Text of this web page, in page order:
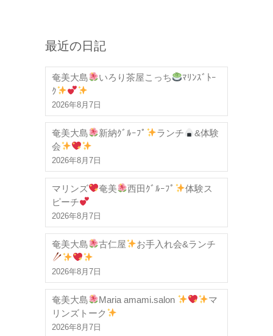
最近の日記
奄美大島 いろり茶屋こっち
ﾏﾘﾝｽﾞﾄｰ
ｸ
2026年8月7日
奄美大島 新納ｸﾞﾙｰﾌﾟ ランチ
&体験
会
2026年8月7日
マリンズ 奄美 西田ｸﾞﾙｰﾌﾟ
体験ス
ピーチ
2026年8月7日
奄美大島 古仁屋 お手入れ会&ランチ
2026年8月7日
奄美大島 Maria amami.salon
マ
リンズトーク
2026年8月7日